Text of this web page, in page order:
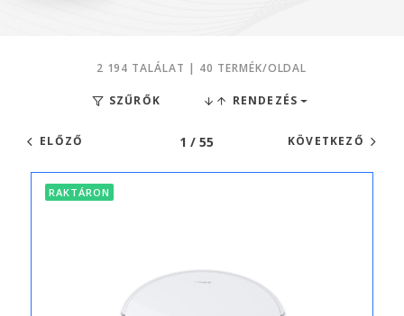
2 194 TALÁLAT | 40 TERMÉK/OLDAL
SZŰRŐK RENDEZÉS
ELŐZŐ 1 / 55 KÖVETKEZŐ
RAKTÁRON